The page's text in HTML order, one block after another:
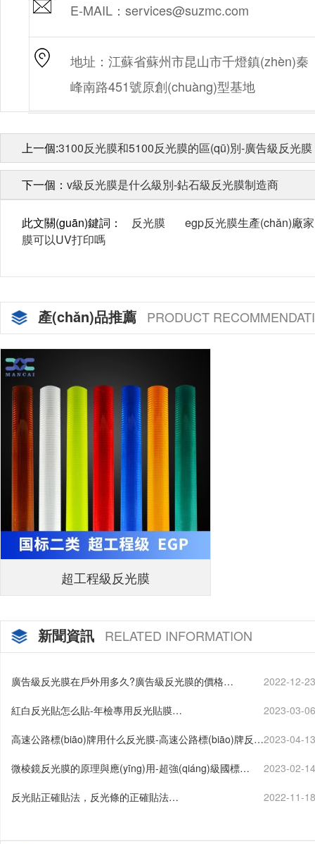
E-MAIL：services@suzmc.com
地址：江蘇省蘇州市昆山市千燈鎮(zhèn)秦
峰南路451號原創(chuàng)型基地
上一個:3100反光膜和5100反光膜的區(qū)別-廣告級反光膜
下一個： v級反光膜是什么級別-鉆石級反光膜制造商
此文關(guān)鍵詞： 反光膜
egp反光膜生產(chǎn)廠家
膜可以UV打印嗎
產(chǎn)品推薦 PRODUCT
超工程級反光膜
新聞資訊 RELATED INFORMATION
廣告級反光膜在戶外用多久?廣告級反光膜的價格… 2022-12-
紅白反光貼怎么貼-年檢專用反光貼膜… 2023-03-
高速公路標(biāo)牌用什么反光膜-高速公路標(biāo)牌反光2023-04-
微棱鏡反光膜的原理與應(yīng)用-超強(qiáng)級國標
2023-02-
反光貼正確貼法，反光條的正確貼法… 2022-11-